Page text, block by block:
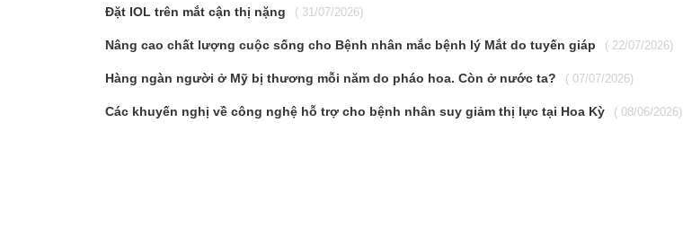
Đặt IOL trên mắt cận thị nặng ( 31/07/2026)
Nâng cao chất lượng cuộc sống cho Bệnh nhân mắc bệnh lý Mắt do tuyến giáp ( 22/07/2026)
Hàng ngàn người ở Mỹ bị thương mỗi năm do pháo hoa. Còn ở nước ta? ( 07/07/2026)
Các khuyến nghị về công nghệ hỗ trợ cho bệnh nhân suy giảm thị lực tại Hoa Kỳ ( 08/06/2026)